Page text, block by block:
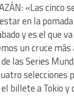
«Las
en la
y es el que
un cruce
las Series
selecciones
billete a Tokio